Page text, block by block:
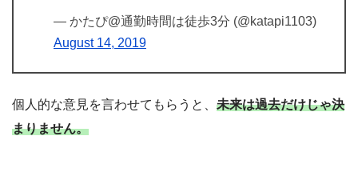
— かたぴ@通勤時間は徒歩3分 (@katapi1103)
August 14, 2019
個人的な意見を言わせてもらうと、 未来は過去だけじゃ決
まりません。